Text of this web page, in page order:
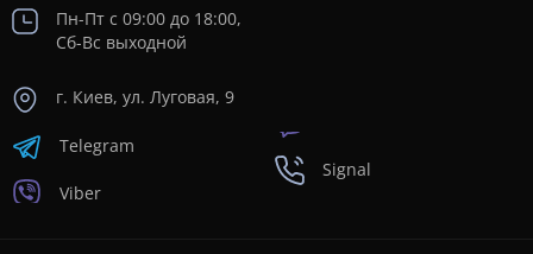
Пн-Пт с 09:00 до 18:00,
Сб-Вс выходной
г. Киев, ул. Луговая, 9
Telegram
Viber
Signal